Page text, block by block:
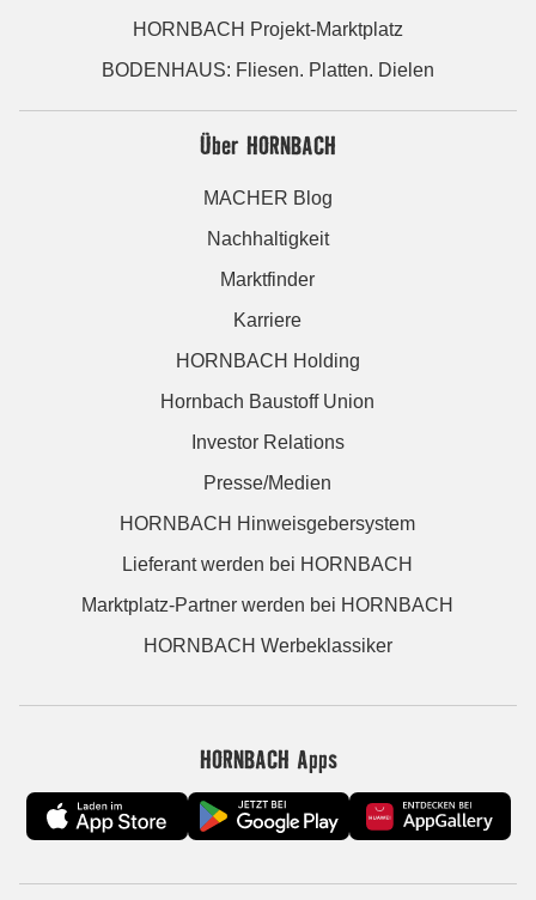
HORNBACH Projekt-Marktplatz
BODENHAUS: Fliesen. Platten. Dielen
Über HORNBACH
MACHER Blog
Nachhaltigkeit
Marktfinder
Karriere
HORNBACH Holding
Hornbach Baustoff Union
Investor Relations
Presse/Medien
HORNBACH Hinweisgebersystem
Lieferant werden bei HORNBACH
Marktplatz-Partner werden bei HORNBACH
HORNBACH Werbeklassiker
HORNBACH Apps